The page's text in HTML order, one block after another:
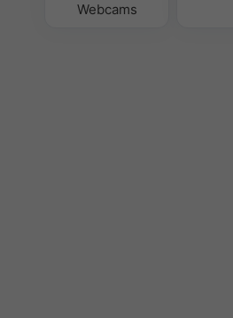
Webcams